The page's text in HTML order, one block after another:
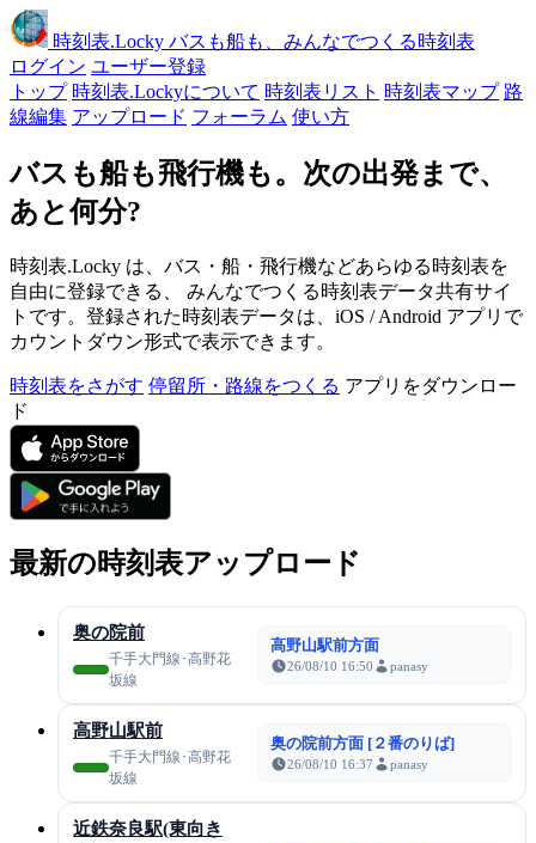
時刻表.Locky バスも船も、みんなでつくる時刻表
ログイン ユーザー登録
トップ 時刻表.Lockyについて 時刻表リスト 時刻表マップ 路
線編集 アップロード フォーラム 使い方
バスも船も飛行機も。次の出発まで、
あと何分?
時刻表.Locky は、バス・船・飛行機などあらゆる時刻表を
自由に登録できる、 みんなでつくる時刻表データ共有サイ
トです。登録された時刻表データは、iOS / Android アプリで
カウントダウン形式で表示できます。
時刻表をさがす 停留所・路線をつくる アプリをダウンロー
ド
最新の時刻表アップロード
奥の院前
千手大門線･高野花
坂線
高野山駅前方面
26/08/10 16:50 panasy
高野山駅前
千手大門線･高野花
坂線
奥の院前方面 [２番のりば]
26/08/10 16:37 panasy
近鉄奈良駅(東向き